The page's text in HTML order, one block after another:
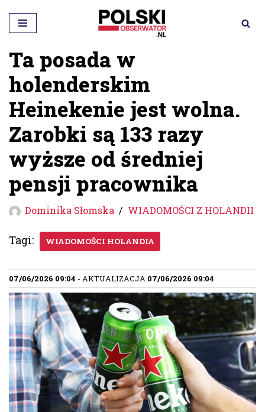
Przejdź
do
treści
Ta posada w
holenderskim
Heinekenie jest wolna.
Zarobki są 133 razy
wyższe od średniej
pensji pracownika
Dominika Słomska WIADOMOŚCI Z HOLANDII
Tagi: WIADOMOŚCI HOLANDIA
07/06/2026 09:04 - AKTUALIZACJA 07/06/2026 09:04